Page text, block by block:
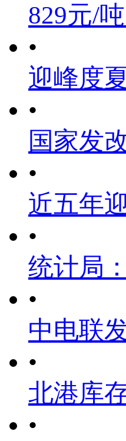
829元/
•
迎峰度
•
国家发
•
近五年
•
统计局
•
中电联
•
北港库
•